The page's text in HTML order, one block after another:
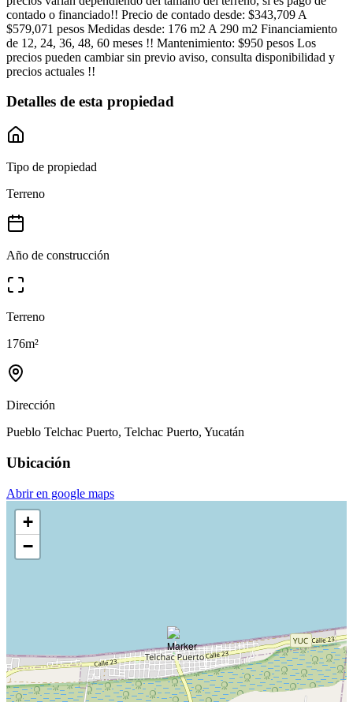
contado o financiado!! Precio de contado desde: $343,709 A
$579,071 pesos Medidas desde: 176 m2 A 290 m2 Financiamiento
de 12, 24, 36, 48, 60 meses !! Mantenimiento: $950 pesos Los
precios pueden cambiar sin previo aviso, consulta disponibilidad y
precios actuales !!
Detalles de esta propiedad
Tipo de propiedad
Terreno
Año de construcción
Terreno
176m²
Dirección
Pueblo Telchac Puerto, Telchac Puerto, Yucatán
Ubicación
Abrir en google maps
+
−